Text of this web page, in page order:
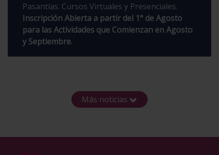
Pasantías. Cursos Virtuales y Presenciales.
Inscripción Abierta a partir del 1° de Agosto
para las Actividades que Comienzan en Agosto
y Septiembre.
Más noticias